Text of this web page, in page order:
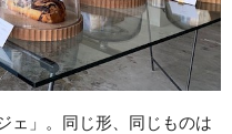
ェ」。同じ形、同じものは